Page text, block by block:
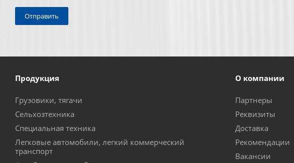
Продукция
Грузовики, тягачи
Сельхозтехника
Специальная техника
Легковые автомобили, легкий коммерческий
транспорт
О компании
Партнеры
Реквизиты
Доставка
Рекомендации
Вакансии